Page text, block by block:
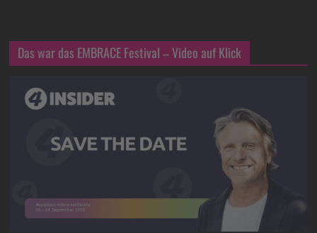
Das war das EMBRACE Festival – Video auf Klick